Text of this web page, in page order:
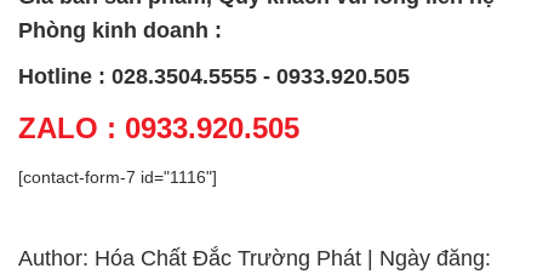
Phòng kinh doanh :
Hotline : 028.3504.5555 - 0933.920.505
ZALO : 0933.920.505
[contact-form-7 id="1116"]
Author: Hóa Chất Đắc Trường Phát | Ngày đăng: